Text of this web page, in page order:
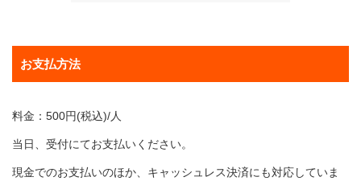
お支払方法
料金：500円(税込)/人
当日、受付にてお支払いください。
現金でのお支払いのほか、キャッシュレス決済にも対応していま